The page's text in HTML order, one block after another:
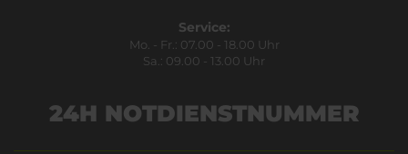
Service:
Mo. - Fr.: 07.00 - 18.00 Uhr
Sa.: 09.00 - 13.00 Uhr
24H NOTDIENSTNUMMER